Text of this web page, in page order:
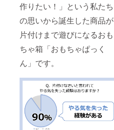
作りたい！」という私たち
の思いから誕生した商品が
片付けまで遊びになるおも
ちゃ箱「おもちゃぱっく
ん」です。